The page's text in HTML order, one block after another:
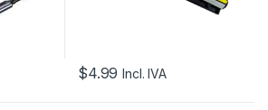
$4.99 Incl. IVA